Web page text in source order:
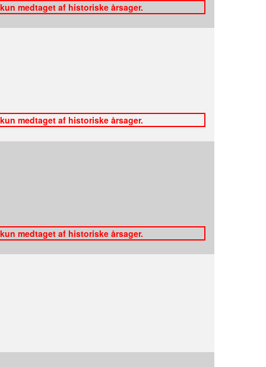
medtaget af historiske årsager.
medtaget af historiske årsager.
medtaget af historiske årsager.